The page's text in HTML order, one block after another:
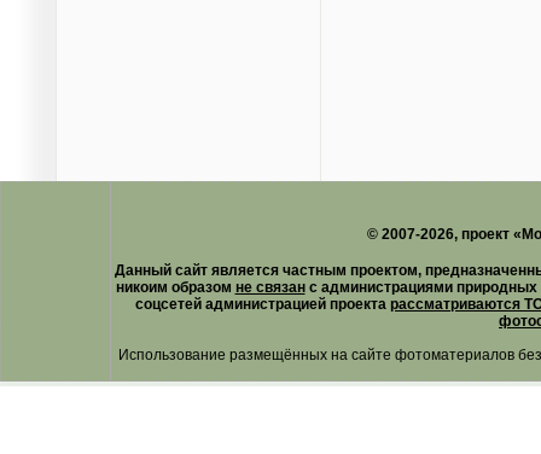
© 2007-2026, проект
Данный сайт является частным проектом,
никоим образом не связанс администрациями природных
соцсетей администрацией проекта рассматриваются
Использование размещённых на сайте фотоматериалов